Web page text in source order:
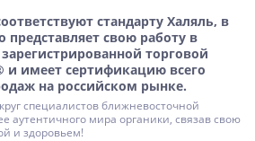
стандарту Халяль, в
представляет свою работу в
торговой
и имеет сертификацию всего
на российском рынке.
специалистов ближневосточной
аутентичного мира органики, связав свою
и здоровьем!